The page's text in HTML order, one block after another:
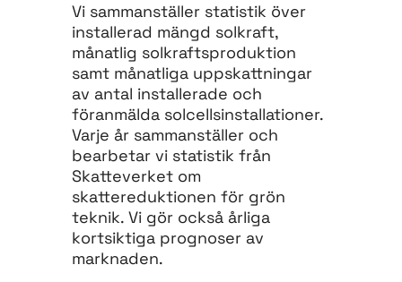
Vi sammanställer statistik över
installerad mängd solkraft,
månatlig solkraftsproduktion
samt månatliga uppskattningar
av antal installerade och
föranmälda solcellsinstallationer.
Varje år sammanställer och
bearbetar vi statistik från
Skatteverket om
skattereduktionen för grön
teknik. Vi gör också årliga
kortsiktiga prognoser av
marknaden.